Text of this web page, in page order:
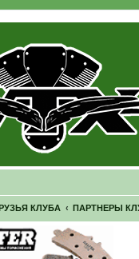
КЛУБА ПАРТНЕРЫ